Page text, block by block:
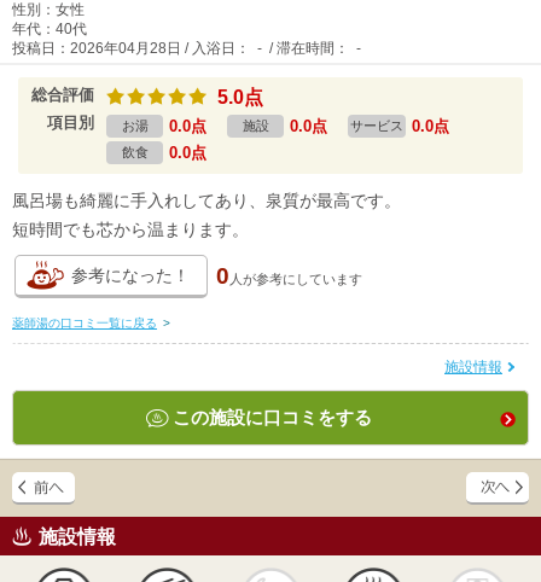
性別：女性
年代：40代
投稿日：2026年04月28日 / 入浴日： - / 滞在時間： -
総合評価 5.0点
項目別 お湯 0.0点 施設 0.0点 サービス 0.0点
飲食 0.0点
風呂場も綺麗に手入れしてあり、泉質が最高です。
短時間でも芯から温まります。
参考になった！ 0 人が参考にしています
薬師湯の口コミ一覧に戻る >
施設情報
この施設に口コミをする
施設情報
かけ流し 露天風呂 貸切風呂